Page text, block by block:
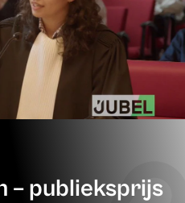
– publieksprijs